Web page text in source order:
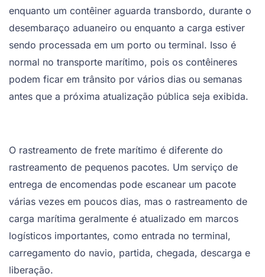
enquanto um contêiner aguarda transbordo, durante o
desembaraço aduaneiro ou enquanto a carga estiver
sendo processada em um porto ou terminal. Isso é
normal no transporte marítimo, pois os contêineres
podem ficar em trânsito por vários dias ou semanas
antes que a próxima atualização pública seja exibida.
O rastreamento de frete marítimo é diferente do
rastreamento de pequenos pacotes. Um serviço de
entrega de encomendas pode escanear um pacote
várias vezes em poucos dias, mas o rastreamento de
carga marítima geralmente é atualizado em marcos
logísticos importantes, como entrada no terminal,
carregamento do navio, partida, chegada, descarga e
liberação.